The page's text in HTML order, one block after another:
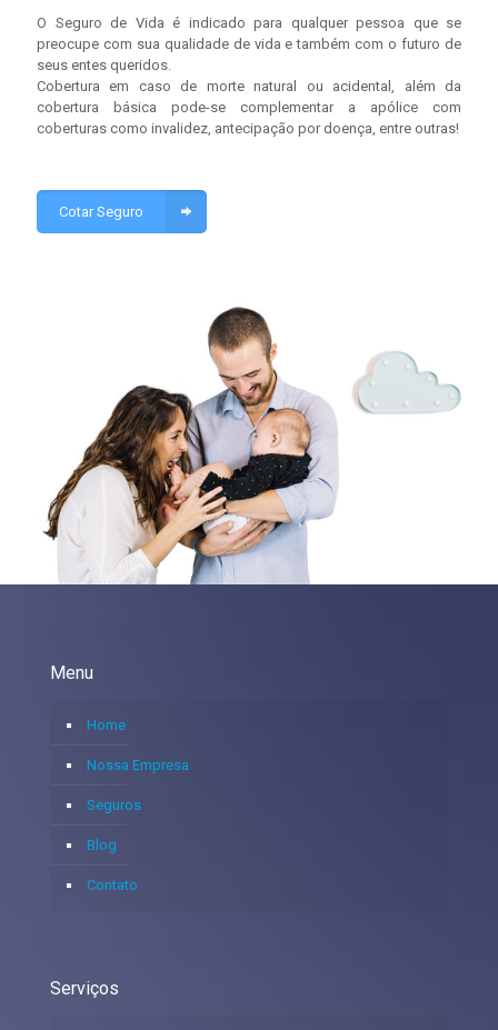
O Seguro de Vida é indicado para qualquer pessoa que se
preocupe com sua qualidade de vida e também com o futuro de
seus entes queridos.
Cobertura em caso de morte natural ou acidental, além da
cobertura básica pode-se complementar a apólice com
coberturas como invalidez, antecipação por doença, entre outras!
Cotar Seguro
Menu
Home
Nossa Empresa
Seguros
Blog
Contato
Serviços